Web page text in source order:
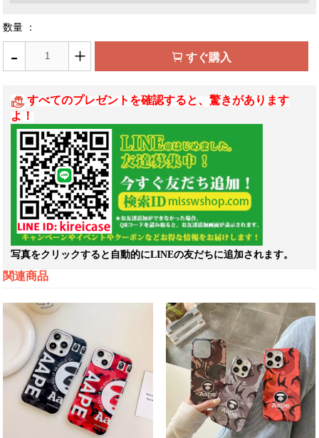
数量 ：
- + すぐ購入
すべてのプレゼントを確認すると、驚きがあります
よ！
写真をクリックすると自動的にLINEの友だちに追加されます。
関連商品